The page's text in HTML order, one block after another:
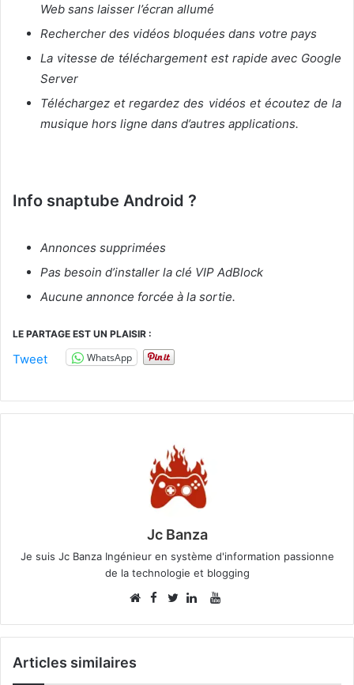
Web sans laisser l’écran allumé
Rechercher des vidéos bloquées dans votre pays
La vitesse de téléchargement est rapide avec Google
Server
Téléchargez et regardez des vidéos et écoutez de la
musique hors ligne dans d’autres applications.
Info snaptube Android ?
Annonces supprimées
Pas besoin d’installer la clé VIP AdBlock
Aucune annonce forcée à la sortie.
LE PARTAGE EST UN PLAISIR :
Tweet WhatsApp
Jc Banza
Je suis Jc Banza Ingénieur en système d'information passionne
de la technologie et blogging
FacebookYouTube
Articles similaires